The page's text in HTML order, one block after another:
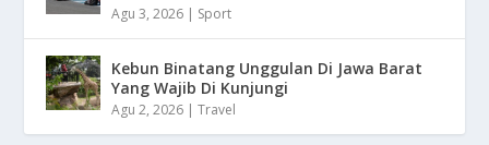
Agu 3, 2026 | Sport
Kebun Binatang Unggulan Di Jawa Barat
Yang Wajib Di Kunjungi
Agu 2, 2026 |Travel